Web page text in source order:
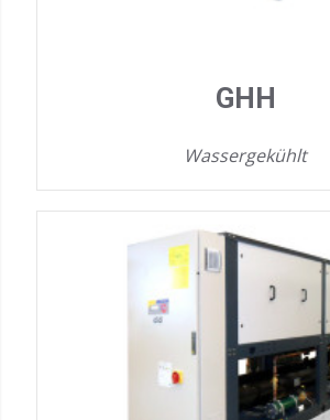
GHH
Wassergekühlt